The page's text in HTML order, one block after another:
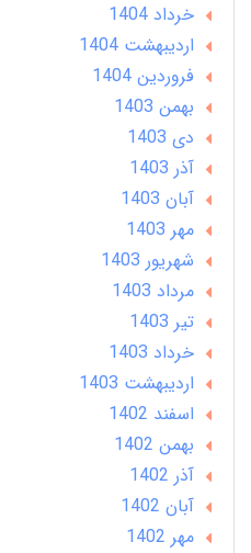
خرداد 1404
ارديبهشت 1404
فروردین 1404
بهمن 1403
دی 1403
آذر 1403
آبان 1403
مهر 1403
شهریور 1403
مرداد 1403
تير 1403
خرداد 1403
ارديبهشت 1403
اسفند 1402
بهمن 1402
آذر 1402
آبان 1402
مهر 1402